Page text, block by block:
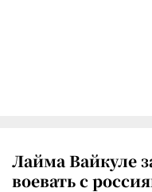
Лайма Вайкуле
воевать с